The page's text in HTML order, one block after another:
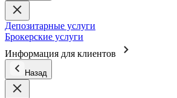
Депозитарные услуги
Брокерские услуги
Информация для клиентов
Назад